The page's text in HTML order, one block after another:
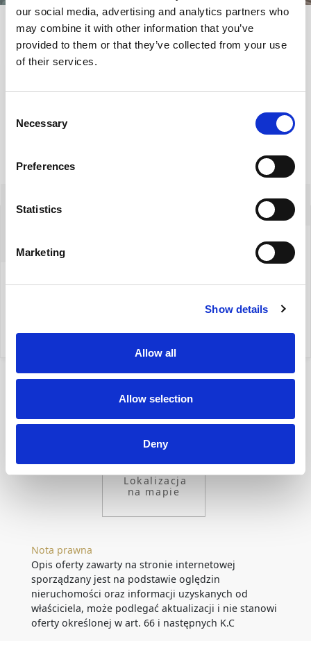
our social media, advertising and analytics partners who
may combine it with other information that you’ve
provided to them or that they’ve collected from your use
of their services.
Selection
Necessary
Preferences
Statistics
Marketing
Show details
Allow all
Allow selection
Deny
jedynie śpiew ptaków.
Sprzedaż potwierdzona przez notariusza.
Zapraszam na prezentację.
moje oferty
Lokalizacja
na mapie
Nota prawna
Opis oferty zawarty na stronie internetowej
sporządzany jest na podstawie oględzin
nieruchomości oraz informacji uzyskanych od
właściciela, może podlegać aktualizacji i nie stanowi
oferty określonej w art. 66 i następnych K.C